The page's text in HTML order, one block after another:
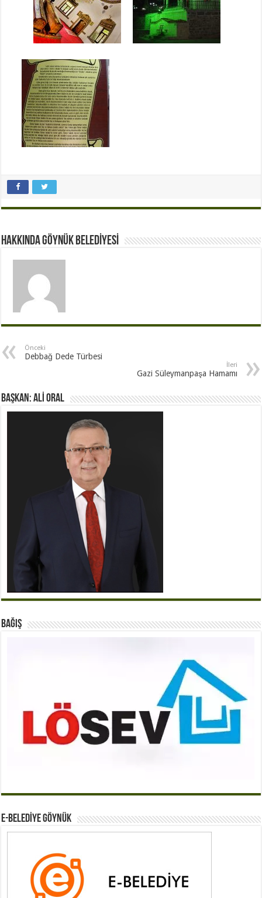
Hakkında GÖYNÜK BELEDİYESİ
Önceki
Debbağ Dede Türbesi
İleri
Gazi Süleymanpaşa Hamamı
BAŞKAN: ALİ ORAL
BAĞIŞ
E-BELEDİYE GÖYNÜK